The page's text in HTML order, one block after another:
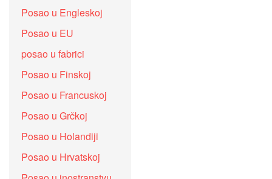
Posao u Engleskoj
Posao u EU
posao u fabrici
Posao u Finskoj
Posao u Francuskoj
Posao u Grčkoj
Posao u Holandiji
Posao u Hrvatskoj